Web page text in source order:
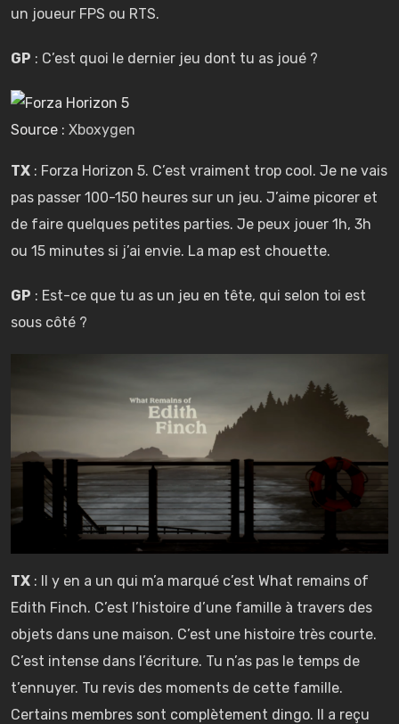
un joueur FPS ou RTS.
GP : C’est quoi le dernier jeu dont tu as joué ?
Source : Xboxygen
TX : Forza Horizon 5. C’est vraiment trop cool. Je ne vais
pas passer 100-150 heures sur un jeu. J’aime picorer et
de faire quelques petites parties. Je peux jouer 1h, 3h
ou 15 minutes si j’ai envie. La map est chouette.
GP : Est-ce que tu as un jeu en tête, qui selon toi est
sous côté ?
TX : Il y en a un qui m’a marqué c’est What remains of
Edith Finch. C’est l’histoire d’une famille à travers des
objets dans une maison. C’est une histoire très courte.
C’est intense dans l’écriture. Tu n’as pas le temps de
t’ennuyer. Tu revis des moments de cette famille.
Certains membres sont complètement dingo. Il a reçu